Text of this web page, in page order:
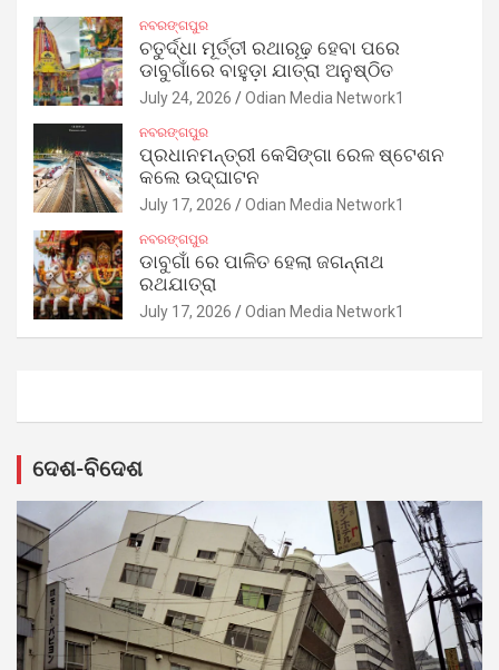
ନବରଙ୍ଗପୁର
ଚତୁର୍ଦ୍ଧା ମୂର୍ତ୍ତୀ ରଥାରୂଢ଼ ହେବା ପରେ
ଡାବୁଗାଁରେ ବାହୁଡ଼ା ଯାତ୍ରା ଅନୁଷ୍ଠିତ
July 24, 2026 Odian Media Network1
ନବରଙ୍ଗପୁର
ପ୍ରଧାନମନ୍ତ୍ରୀ କେସିଙ୍ଗା ରେଳ ଷ୍ଟେଶନ
କଲେ ଉଦ୍‌ଘାଟନ
July 17, 2026 Odian Media Network1
ନବରଙ୍ଗପୁର
ଡାବୁଗାଁ ରେ ପାଳିତ ହେଲା ଜଗନ୍ନାଥ
ରଥଯାତ୍ରା
July 17, 2026 Odian Media Network1
ଦେଶ-ବିଦେଶ